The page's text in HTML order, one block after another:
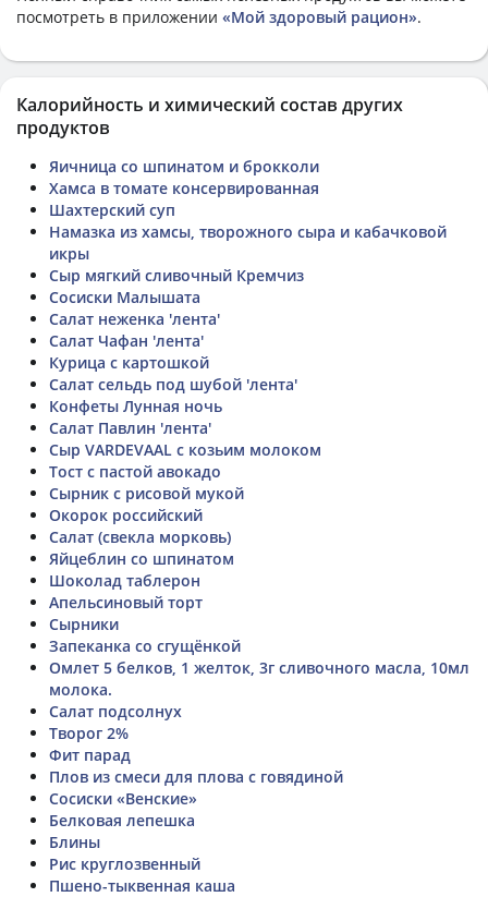
посмотреть в приложении «Мой здоровый рацион».
Калорийность и химический состав других
продуктов
Яичница со шпинатом и брокколи
Хамса в томате консервированная
Шахтерский суп
Намазка из хамсы, творожного сыра и кабачковой
икры
Сыр мягкий сливочный Кремчиз
Сосиски Малышата
Салат неженка 'лента'
Салат Чафан 'лента'
Курица с картошкой
Салат сельдь под шубой 'лента'
Конфеты Лунная ночь
Салат Павлин 'лента'
Сыр VARDEVAAL с козьим молоком
Тост с пастой авокадо
Сырник с рисовой мукой
Окорок российский
Салат (свекла морковь)
Яйцеблин со шпинатом
Шоколад таблерон
Апельсиновый торт
Сырники
Запеканка со сгущёнкой
Омлет 5 белков, 1 желток, 3г сливочного масла, 10мл
молока.
Салат подсолнух
Творог 2%
Фит парад
Плов из смеси для плова с говядиной
Сосиски «Венские»
Белковая лепешка
Блины
Рис круглозвенный
Пшено-тыквенная каша